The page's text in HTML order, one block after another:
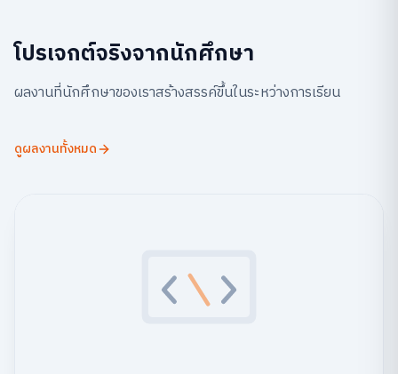
โปรเจกต์จริงจากนักศึกษา
ผลงานที่นักศึกษาของเราสร้างสรรค์ขึ้นในระหว่างการเรียน
ดูผลงานทั้งหมด